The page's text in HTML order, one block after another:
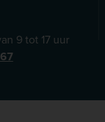
9 tot 17 uur